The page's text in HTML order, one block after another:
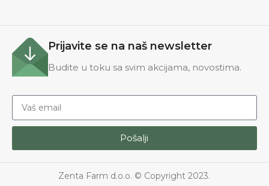
Prijavite se na naš newsletter
Budite u toku sa svim akcijama, novostima.
Pošalji
Zenta Farm d.o.o. © Copyright 2023.